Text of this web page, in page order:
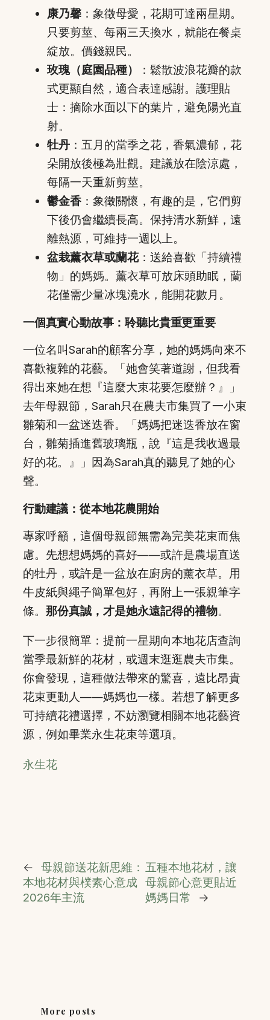
康乃馨 ：象徵母愛，花期可達兩星期。
只要剪莖、每兩三天換水，就能在餐桌
綻放。價錢親民。
玫瑰（庭園品種）
：鬆散波浪花瓣的款
式更顯自然，適合表達感謝。護理貼
士：摘除水面以下的葉片，避免陽光直
射。
牡丹 ：五月的當季之花，香氣濃郁，花
朵開放後極為壯觀。建議放在陰涼處，
每隔一天重新剪莖。
鬱金香：象徵關懷，有趣的是，它們剪
下後仍會繼續長高。保持清水新鮮，遠
離熱源，可維持一週以上。
盆栽薰衣草或蘭花：送給喜歡「持續禮
物」的媽媽。薰衣草可放床頭助眠，蘭
花僅需少量冰塊澆水，能開花數月。
一個真實心動故事：聆聽比貴重更重要
一位名叫Sarah的顧客分享，她的媽媽向來不
喜歡複雜的花藝。「她會笑著道謝，但我看
得出來她在想『這麼大束花要怎麼辦？』」
去年母親節，Sarah只在農夫市集買了一小束
雛菊和一盆迷迭香。「媽媽把迷迭香放在窗
台，雛菊插進舊玻璃瓶，說『這是我收過最
好的花。』」因為Sarah真的聽見了她的心
聲。
行動建議：從本地花農開始
專家呼籲，這個母親節無需為完美花束而焦
慮。先想想媽媽的喜好——或許是農場直送
的牡丹，或許是一盆放在廚房的薰衣草。用
牛皮紙與繩子簡單包好，再附上一張親筆字
條。 那份真誠，才是她永遠記得的禮物。
下一步很簡單：提前一星期向本地花店查詢
當季最新鮮的花材，或週末逛逛農夫市集。
你會發現，這種做法帶來的驚喜，遠比昂貴
花束更動人——媽媽也一樣。若想了解更多
可持續花禮選擇，不妨瀏覽相關本地花藝資
源，例如畢業永生花束等選項。
永生花
←
母親節送花新思維：
本地花材與樸素心意成
2026年主流
五種本地花材，讓
母親節心意更貼近
媽媽日常
→
More posts